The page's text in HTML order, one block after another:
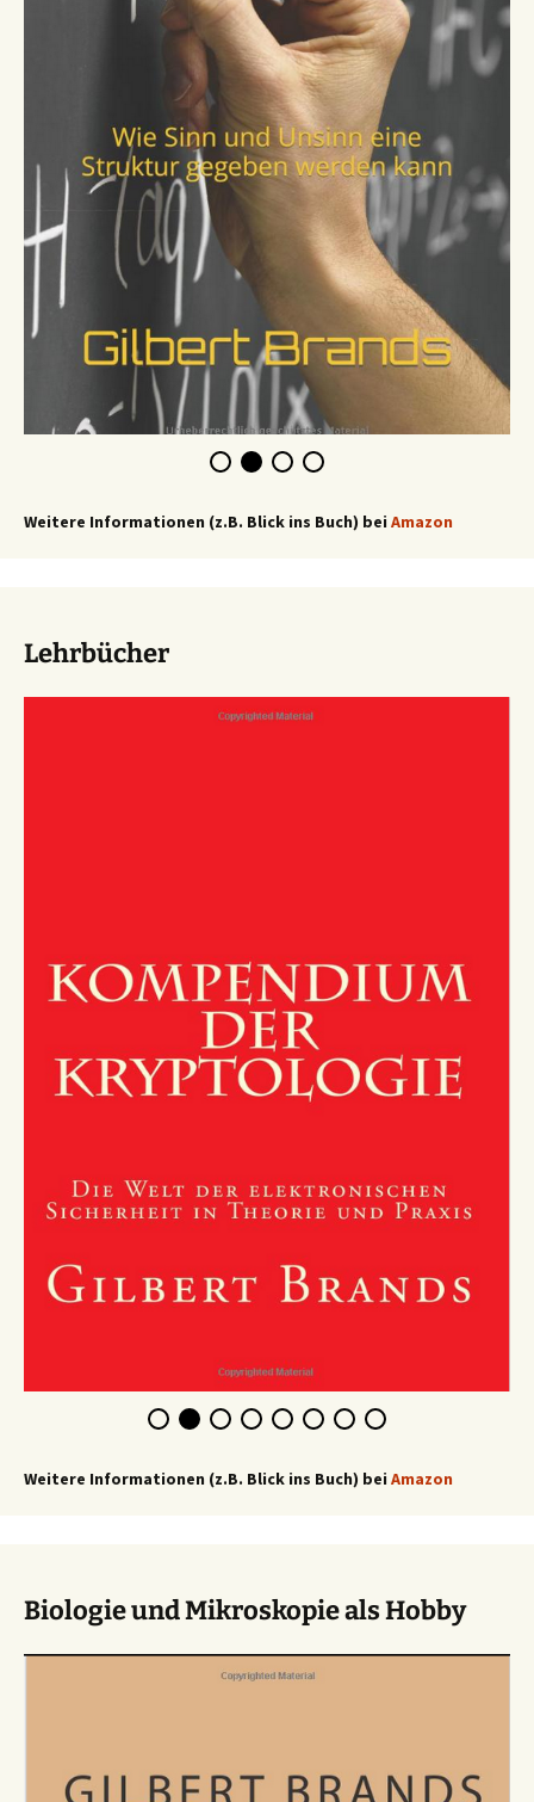
Weitere Informationen (z.B. Blick ins Buch) bei Amazon
Lehrbücher
Weitere Informationen (z.B. Blick ins Buch) bei Amazon
Biologie und Mikroskopie als Hobby